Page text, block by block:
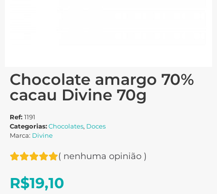
Chocolate amargo 70%
cacau Divine 70g
Ref: 1191
Categorias:Chocolates, Doces
Marca: Divine
( nenhuma opinião )
R$19,10